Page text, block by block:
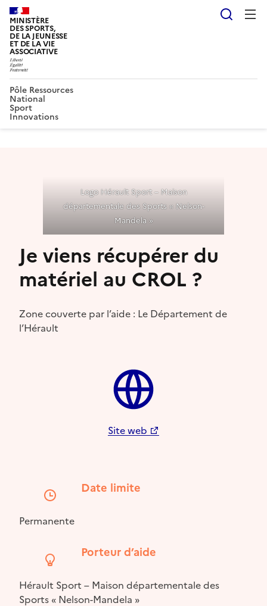
MINISTÈRE
DES SPORTS,
DE LA JEUNESSE
ET DE LA VIE
ASSOCIATIVE
Pôle Ressources
National
Sport
Innovations
Logo Hérault Sport – Maison
départementale des Sports « Nelson-
Mandela »
Je viens récupérer du
matériel au CROL ?
Zone couverte par l’aide : Le Département de
l’Hérault
Site web
Date limite
Permanente
Porteur d’aide
Hérault Sport – Maison départementale des
Sports « Nelson-Mandela »